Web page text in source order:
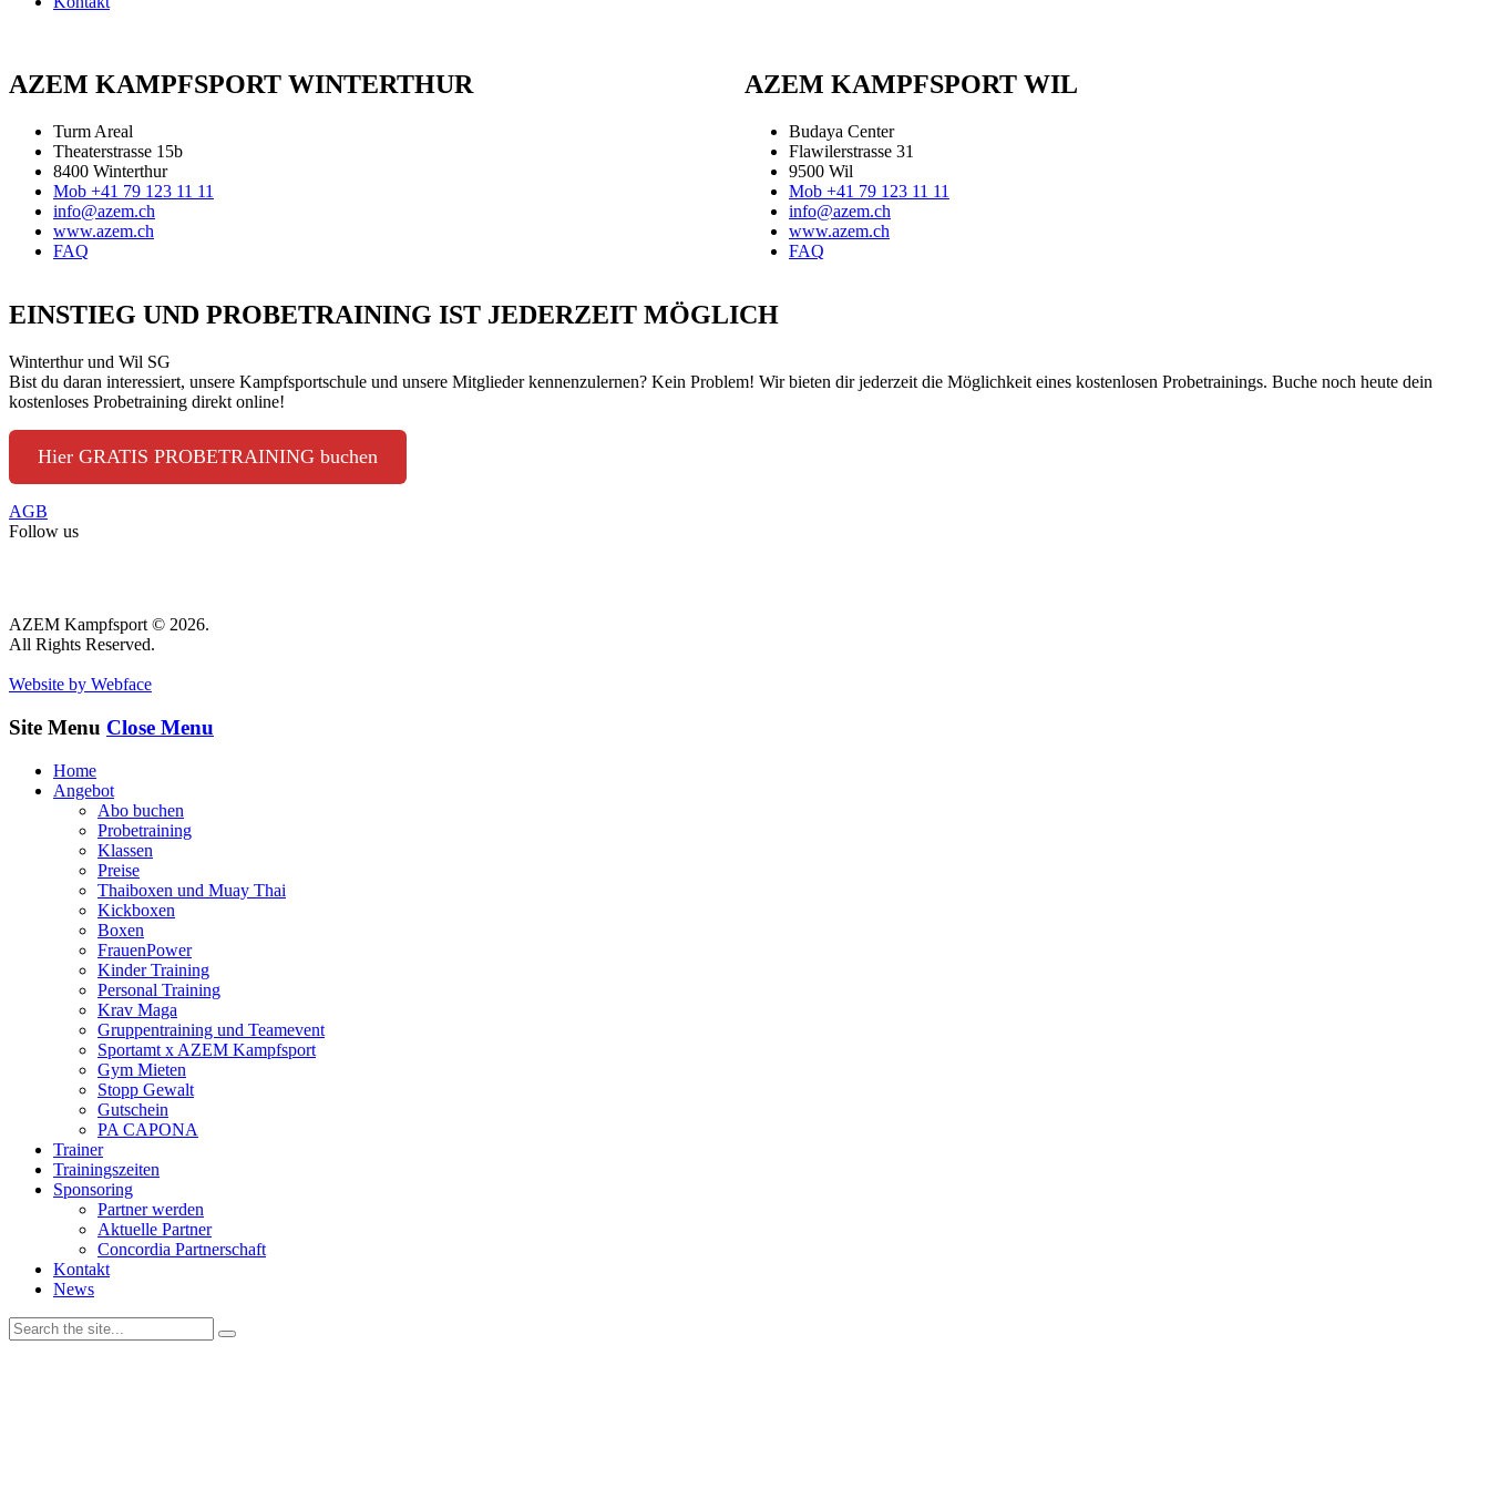
AZEM KAMPFSPORT WINTERTHUR
Turm Areal
Theaterstrasse 15b
8400 Winterthur
Mob +41 79 123 11 11
info@azem.ch
www.azem.ch
FAQ
AZEM KAMPFSPORT WIL
Budaya Center
Flawilerstrasse 31
9500 Wil
Mob +41 79 123 11 11
info@azem.ch
www.azem.ch
FAQ
EINSTIEG UND PROBETRAINING IST JEDERZEIT MÖGLICH
Winterthur und Wil SG
Bist du daran interessiert, unsere Kampfsportschule und unsere Mitglieder kennenzulernen? Kein Problem! Wir bieten dir jederzeit die Möglichkeit eines kostenlosen Probetrainings. Buche noch heute dein
kostenloses Probetraining direkt online!
Hier GRATIS PROBETRAINING buchen
AGB
Follow us
AZEM Kampfsport © 2026.
All Rights Reserved.
Website by Webface
Site Menu Close Menu
Home
Angebot
Abo buchen
Probetraining
Klassen
Preise
Thaiboxen und Muay Thai
Kickboxen
Boxen
FrauenPower
Kinder Training
Personal Training
Krav Maga
Gruppentraining und Teamevent
Sportamt x AZEM Kampfsport
Gym Mieten
Stopp Gewalt
Gutschein
PA CAPONA
Trainer
Trainingszeiten
Sponsoring
Partner werden
Aktuelle Partner
Concordia Partnerschaft
Kontakt
News